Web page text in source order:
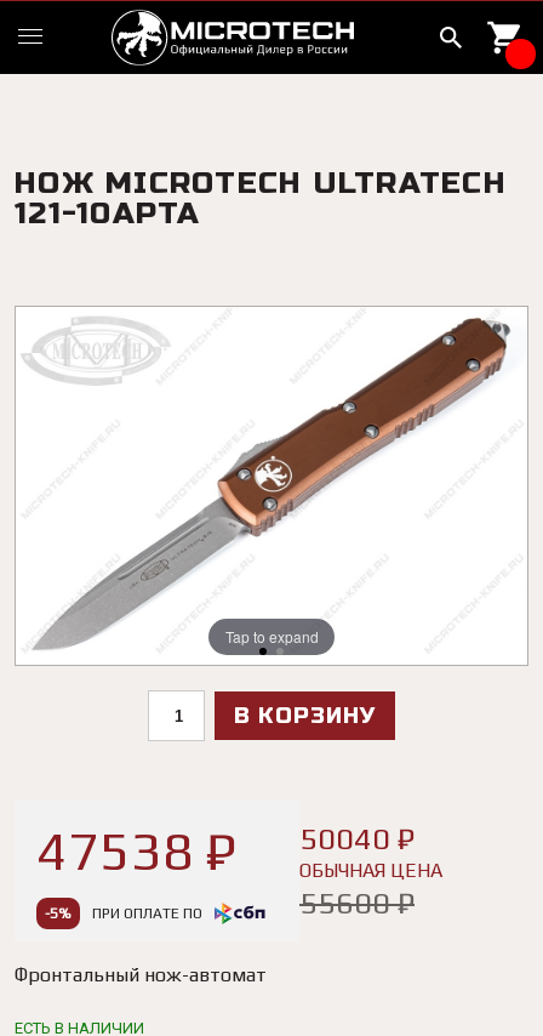
НОЖ MICROTECH ULTRATECH
121-10APTA
Tap to expand
Tap to expand
В КОРЗИНУ
47538 ₽
-5% ПРИ ОПЛАТЕ ПО
50040 ₽
ОБЫЧНАЯ ЦЕНА
55600 ₽
Фронтальный нож-автомат
ЕСТЬ В НАЛИЧИИ